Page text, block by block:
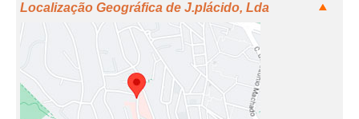
Localização Geográfica de J.plácido, Lda